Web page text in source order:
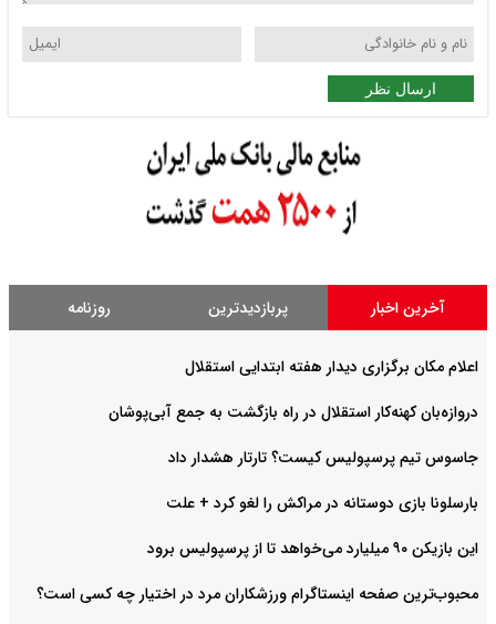
ارسال نظر
آخرین اخبار پربازدیدترین روزنامه
اعلام مکان برگزاری دیدار هفته ابتدایی استقلال
دروازه‌بان کهنه‌کار استقلال در راه بازگشت به جمع آبی‌پوشان
جاسوس تیم پرسپولیس کیست؟ تارتار هشدار داد
بارسلونا بازی دوستانه در مراکش را لغو کرد + علت
این بازیکن ۹۰ میلیارد می‌خواهد تا از پرسپولیس برود
محبوب‌ترین صفحه اینستاگرام ورزشکاران مرد در اختیار چه کسی است؟